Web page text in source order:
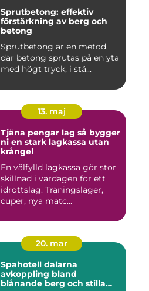
Sprutbetong: effektiv
förstärkning av berg och
betong
Sprutbetong är en metod
där betong sprutas på en yta
med högt tryck, i stä...
13. maj
Tjäna pengar lag så bygger
ni en stark lagkassa utan
krångel
En välfylld lagkassa gör stor
skillnad i vardagen för ett
idrottslag. Träningsläger,
cuper, nya matc...
20. mar
Spahotell dalarna
avkoppling bland
blånande berg och stilla